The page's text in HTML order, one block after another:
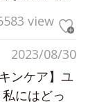
view
2023/08/30
ンケア】ユ
にはどっ